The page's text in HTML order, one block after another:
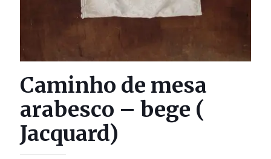
Caminho de mesa
arabesco – bege (
Jacquard)